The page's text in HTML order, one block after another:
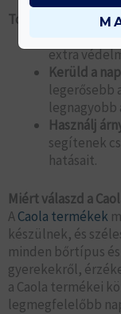
További tippek a
extra
Kerüld a
legerősebb
legnagyobb
Használj
segítenek
hatásait.
Miért válaszd a
ACaola termékek
készülnek, és
minden bőrtípus
gyerekekről,
a Caola termékei
legmegfelelőbb